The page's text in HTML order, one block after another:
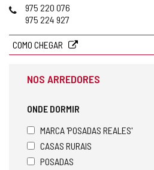
Telefones
975 220 076
975 224 927
COMO CHEGAR
NOS ARREDORES
ONDE DORMIR
MARCA 'POSADAS REALES'
CASAS RURAIS
POSADAS